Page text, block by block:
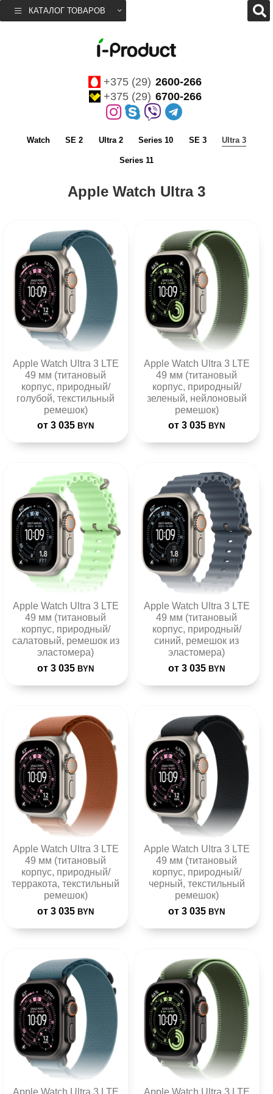
КАТАЛОГ ТОВАРОВ
+375 (29) 2600-266
+375 (29) 6700-266
Watch SE 2 Ultra 2 Series 10 SE 3 Ultra 3
Series 11
Apple Watch Ultra 3
Apple Watch Ultra 3 LTE
49 мм (титановый
корпус, природный/
голубой, текстильный
ремешок)
от 3 035 BYN
Apple Watch Ultra 3 LTE
49 мм (титановый
корпус, природный/
зеленый, нейлоновый
ремешок)
от 3 035BYN
Apple Watch Ultra 3 LTE
49 мм (титановый
корпус, природный/
салатовый, ремешок из
эластомера)
от 3 035 BYN
Apple Watch Ultra 3 LTE
49 мм (титановый
корпус, природный/
синий, ремешок из
эластомера)
от 3 035BYN
Apple Watch Ultra 3 LTE
49 мм (титановый
корпус, природный/
терракота, текстильный
ремешок)
от 3 035 BYN
Apple Watch Ultra 3 LTE
49 мм (титановый
корпус, природный/
черный, текстильный
ремешок)
от 3 035BYN
Apple Watch Ultra 3 LTE Apple Watch Ultra 3 LTE